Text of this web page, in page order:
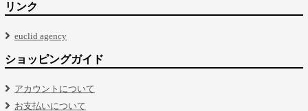
リンク
euclid agency
ショッピングガイド
アカウントについて
お支払いについて